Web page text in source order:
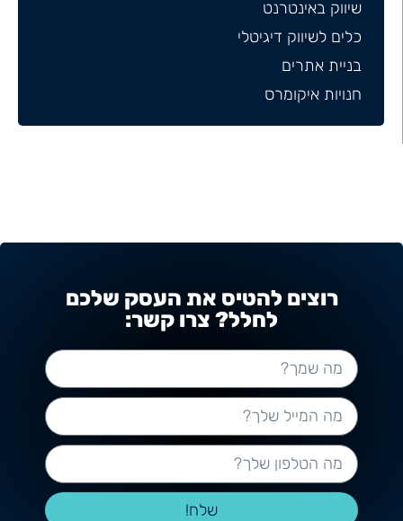
שיווק באינטרנט
כלים לשיווק דיגיטלי
בניית אתרים
חנויות איקומרס
רוצים להטיס את העסק שלכם
לחלל? צרו קשר:
שלח!